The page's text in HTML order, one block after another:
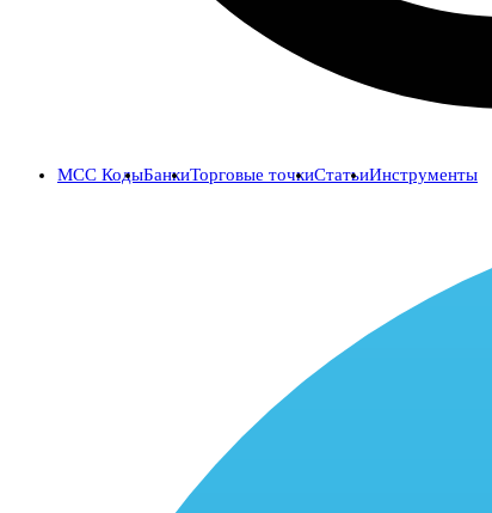
MCC КодыБанкиТорговые точкиСтатьиИнструменты